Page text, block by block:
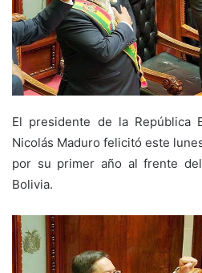
El presidente de la República
Nicolás Maduro felicitó este
por su primer año al frente
Bolivia.